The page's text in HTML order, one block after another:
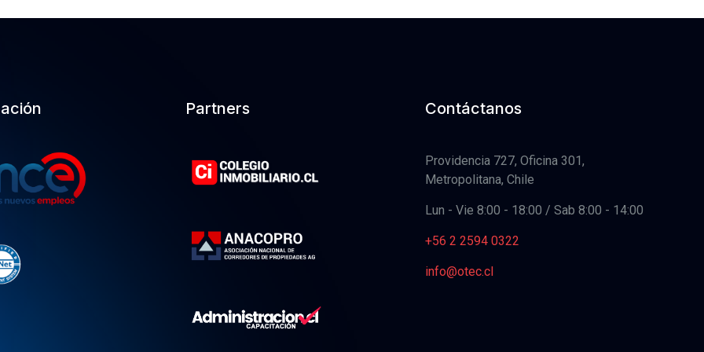
Partners Contáctanos
Providencia 727, Oficina 301,
Metropolitana, Chile
Lun - Vie 8:00 - 18:00 / Sab 8:00 - 14:00
+56 2 2594 0322
info@otec.cl